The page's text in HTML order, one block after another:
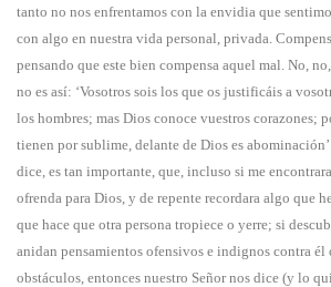
tanto no nos enfrentamos con la envidia que
con algo en nuestra vida personal, privada.
pensando que este bien compensa aquel mal. No,
no es así: ‘Vosotros sois los que os justificáis a
los hombres; mas Dios conoce vuestros corazones;
tienen por sublime, delante de Dios es
dice, es tan importante, que, incluso si me
ofrenda para Dios, y de repente recordara algo que
que hace que otra persona tropiece o yerre; si
anidan pensamientos ofensivos e indignos contra él
obstáculos, entonces nuestro Señor nos dice (y lo